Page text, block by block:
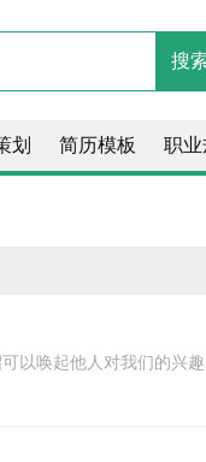
划 简历模板 职业
以唤起他人对我们的兴